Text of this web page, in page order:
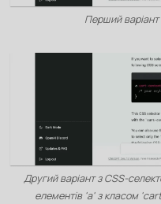
Перший варіант
Другий варіант з CSS-
елементів 'a' з класом